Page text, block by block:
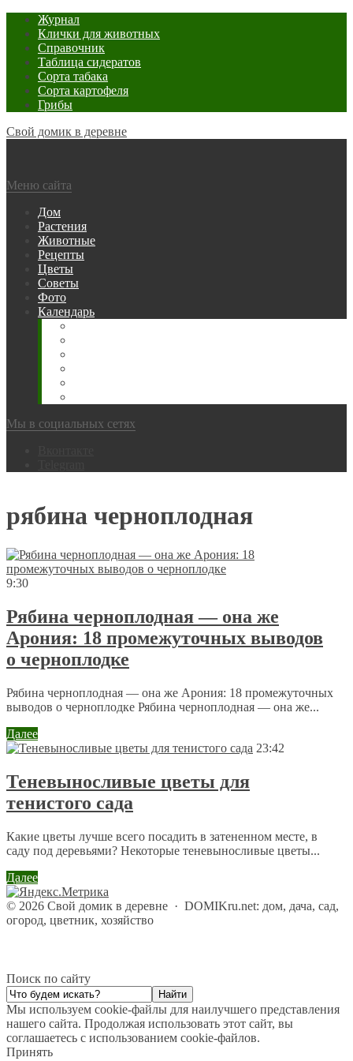
Журнал
Клички для животных
Справочник
Таблица сидератов
Сорта табака
Сорта картофеля
Грибы
Свой домик в деревне
Меню сайта
Дом
Растения
Животные
Рецепты
Цветы
Советы
Фото
Календарь
Мы в социальных сетях
рябина черноплодная
9:30
Рябина черноплодная — она же
Арония: 18 промежуточных выводов
о черноплодке
Рябина черноплодная — она же Арония: 18 промежуточных
выводов о черноплодке Рябина черноплодная — она же...
Далее
23:42
Теневыносливые цветы для
тенистого сада
Какие цветы лучше всего посадить в затененном месте, в
саду под деревьями? Некоторые теневыносливые цветы...
Далее
© 2026 Свой домик в деревне · DOMIKru.net: дом, дача, сад,
огород, цветник, хозяйство
Поиск по сайту
Мы используем cookie-файлы для наилучшего представления
нашего сайта. Продолжая использовать этот сайт, вы
соглашаетесь с использованием cookie-файлов.
Принять